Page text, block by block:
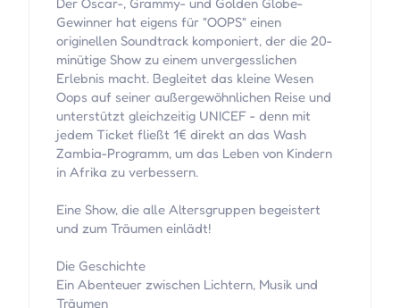
Gewinner hat eigens für "OOPS" einen
originellen Soundtrack komponiert, der die 20-
minütige Show zu einem unvergesslichen
Erlebnis macht. Begleitet das kleine Wesen
Oops auf seiner außergewöhnlichen Reise und
unterstützt gleichzeitig UNICEF - denn mit
jedem Ticket fließt 1€ direkt an das Wash
Zambia-Programm, um das Leben von Kindern
in Afrika zu verbessern.
Eine Show, die alle Altersgruppen begeistert
und zum Träumen einlädt!
Die Geschichte
Ein Abenteuer zwischen Lichtern, Musik und
Träumen